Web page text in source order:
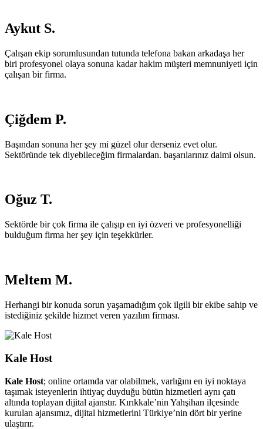
Aykut S.
Çalışan ekip sorumlusundan tutunda telefona bakan arkadaşa her
biri profesyonel olaya sonuna kadar hakim müşteri memnuniyeti için
çalışan bir firma.
Çiğdem P.
Başından sonuna her şey mi güzel olur derseniz evet olur.
Sektöründe tek diyebileceğim firmalardan. başarılarınız daimi olsun.
Oğuz T.
Sektörde bir çok firma ile çalışıp en iyi özveri ve profesyonelliği
bulduğum firma her şey için teşekkürler.
Meltem M.
Herhangi bir konuda sorun yaşamadığım çok ilgili bir ekibe sahip ve
istediğiniz şekilde hizmet veren yazılım firması.
Kale Host
Kale Host; online ortamda var olabilmek, varlığını en iyi noktaya
taşımak isteyenlerin ihtiyaç duyduğu bütün hizmetleri aynı çatı
altında toplayan dijital ajanstır. Kırıkkale’nin Yahşihan ilçesinde
kurulan ajansımız, dijital hizmetlerini Türkiye’nin dört bir yerine
ulaştırır.